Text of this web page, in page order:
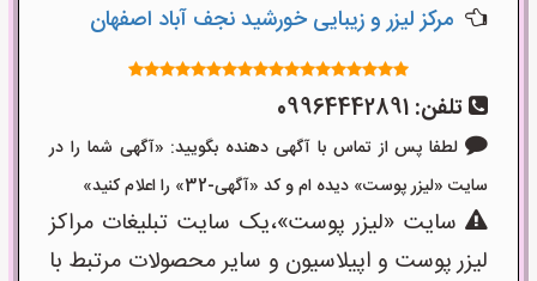
مرکز لیزر و زیبایی خورشید نجف آباد اصفهان
تلفن: 09964442891
لطفا پس از تماس با آگهی دهنده بگویید: «آگهی شما را در
سایت «لیزر پوست» دیده ام و کد «آگهی-32» را اعلام کنید»
سایت «لیزر پوست»،یک سایت تبلیغات مراکز
لیزر پوست و اپیلاسیون و سایر محصولات مرتبط با